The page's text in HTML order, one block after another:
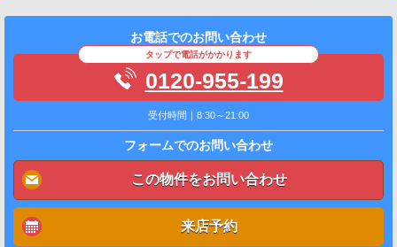
お電話でのお問い合わせ
タップで電話がかかります
0120-955-199
受付時間｜8:30～21:00
フォームでのお問い合わせ
この物件をお問い合わせ
来店予約